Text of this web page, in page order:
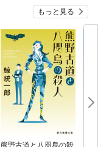
もっと見る